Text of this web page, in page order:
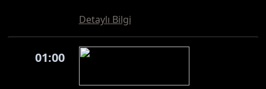
Detaylı Bilgi
01:00